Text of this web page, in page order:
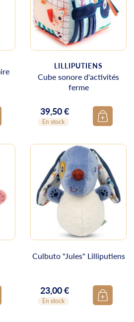
LILLIPUTIENS
Cube sonore d'activités
ferme
Prix
39,50 €
En stock
Culbuto "Jules" Lilliputiens
Prix
23,00 €
En stock